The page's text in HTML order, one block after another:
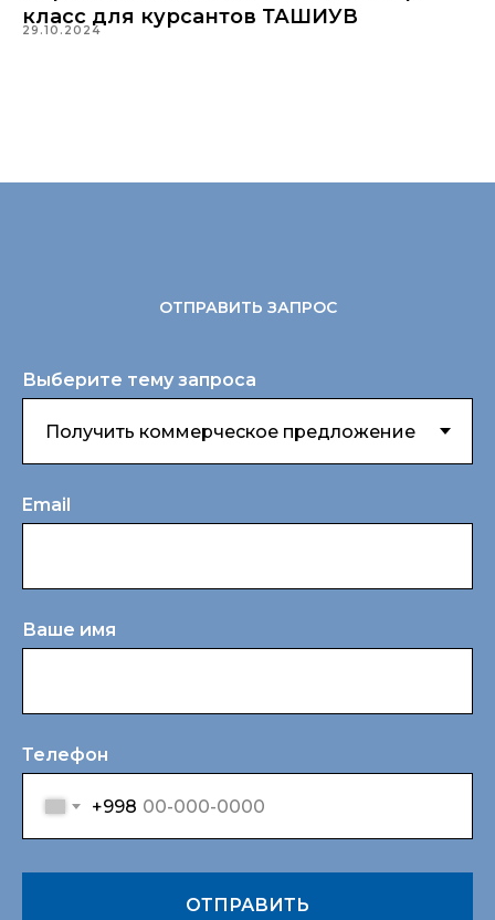
класс для курсантов ТАШИУВ
29.10.2024
ОТПРАВИТЬ ЗАПРОС
Выберите тему запроса
Email
Ваше имя
Телефон
+998
ОТПРАВИТЬ